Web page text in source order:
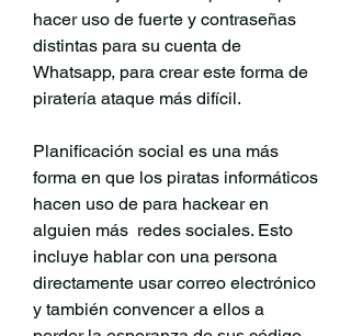
hacer uso de fuerte y contraseñas
distintas para su cuenta de
Whatsapp, para crear este forma de
piratería ataque más difícil.
Planificación social es una más
forma en que los piratas informáticos
hacen uso de para hackear en
alguien más  redes sociales. Esto
incluye hablar con una persona
directamente usar correo electrónico
y también convencer a ellos a